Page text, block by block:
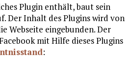
Plugin enthält, baut sein
Der Inhalt des Plugins wird von
Webseite eingebunden. Der
mit Hilfe dieses Plugins
: